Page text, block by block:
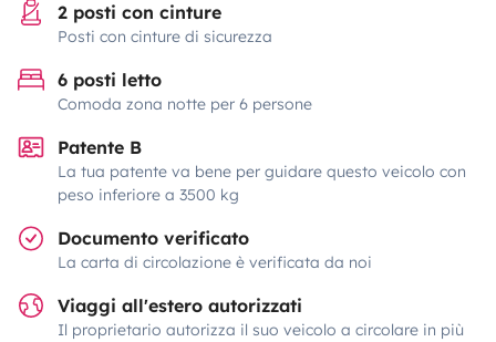
2 posti con cinture
Posti con cinture di sicurezza
6 posti letto
Comoda zona notte per 6 persone
Patente B
La tua patente va bene per guidare questo veicolo con
peso inferiore a 3500 kg
Documento verificato
La carta di circolazione è verificata da noi
Viaggi all'estero autorizzati
Il proprietario autorizza il suo veicolo a circolare in più